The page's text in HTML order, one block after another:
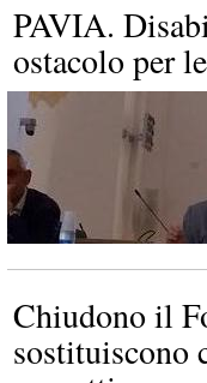
PAVIA.
ostacolo per
Chiudono il
sostituiscono